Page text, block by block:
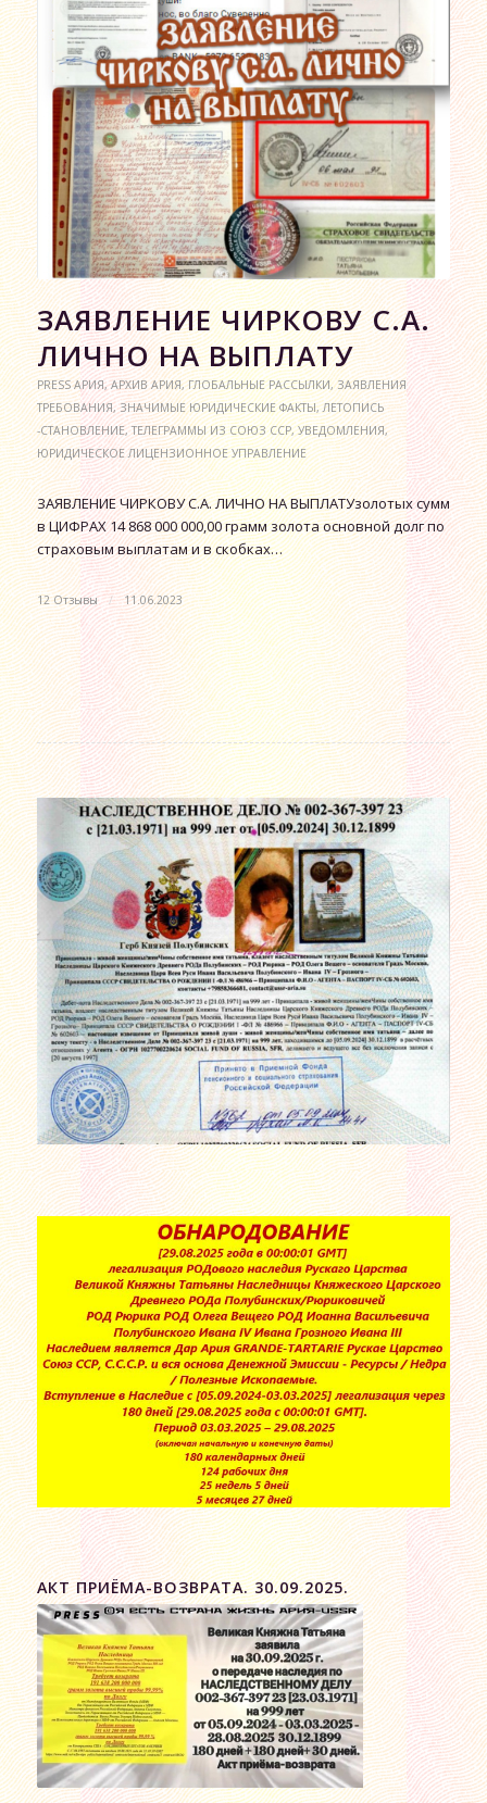
ЗАЯВЛЕНИЕ ЧИРКОВУ С.А.
ЛИЧНО НА ВЫПЛАТУ
PRESS АРИЯ,АРХИВ АРИЯ,ГЛОБАЛЬНЫЕ РАССЫЛКИ,ЗАЯВЛЕНИЯ
ТРЕБОВАНИЯ,ЗНАЧИМЫЕ ЮРИДИЧЕСКИЕ ФАКТЫ,ЛЕТОПИСЬ
-СТАНОВЛЕНИЕ,ТЕЛЕГРАММЫ ИЗ СОЮЗ ССР,УВЕДОМЛЕНИЯ,
ЮРИДИЧЕСКОЕ ЛИЦЕНЗИОННОЕ УПРАВЛЕНИЕ
ЗАЯВЛЕНИЕ ЧИРКОВУ С.А. ЛИЧНО НА ВЫПЛАТУзолотых сумм
в ЦИФРАХ 14 868 000 000,00 грамм золота основной долг по
страховым выплатам и в скобках…
12 Отзывы / 11.06.2023
АКТ ПРИЁМА-ВОЗВРАТА. 30.09.2025.